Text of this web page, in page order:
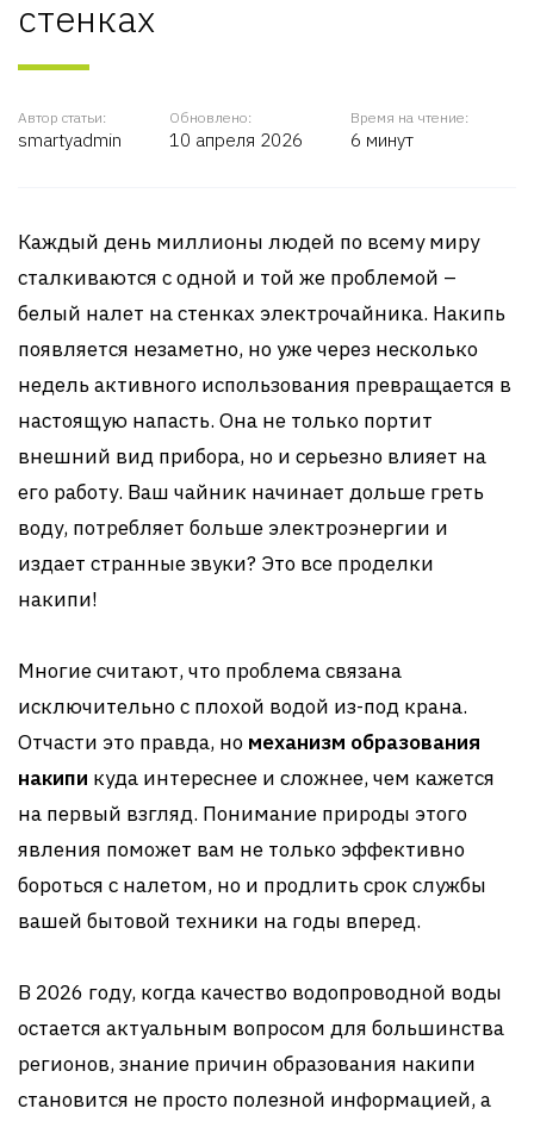
стенках
Автор статьи:
smartyadmin
Обновлено:
10 апреля 2026
Время на чтение:
6 минут
Каждый день миллионы людей по всему миру
сталкиваются с одной и той же проблемой –
белый налет на стенках электрочайника. Накипь
появляется незаметно, но уже через несколько
недель активного использования превращается в
настоящую напасть. Она не только портит
внешний вид прибора, но и серьезно влияет на
его работу. Ваш чайник начинает дольше греть
воду, потребляет больше электроэнергии и
издает странные звуки? Это все проделки
накипи!
Многие считают, что проблема связана
исключительно с плохой водой из-под крана.
Отчасти это правда, но механизм образования
накипи куда интереснее и сложнее, чем кажется
на первый взгляд. Понимание природы этого
явления поможет вам не только эффективно
бороться с налетом, но и продлить срок службы
вашей бытовой техники на годы вперед.
В 2026 году, когда качество водопроводной воды
остается актуальным вопросом для большинства
регионов, знание причин образования накипи
становится не просто полезной информацией, а